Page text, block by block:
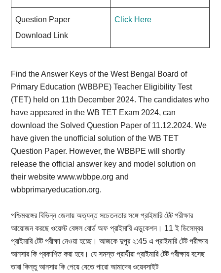
Question Paper
Download Link
Click Here
Find the Answer Keys of the West Bengal Board of
Primary Education (WBBPE) Teacher Eligibility Test
(TET) held on 11th December 2024. The candidates who
have appeared in the WB TET Exam 2024, can
download the Solved Question Paper of 11.12.2024. We
have given the unofficial solution of the WB TET
Question Paper. However, the WBBPE will shortly
release the official answer key and model solution on
their website www.wbbpe.org and
wbbprimaryeducation.org.
পশ্চিমবঙ্গের বিভিন্ন জেলায় অত্যন্ত সচেতনতার সঙ্গে প্রাইমারি টেট পরীক্ষার
আয়োজন করছে ওয়েস্ট বেঙ্গল বোর্ড অফ প্রাইমারি এডুকেশন। 11 ই ডিসেম্বর
প্রাইমারি টেট পরীক্ষা নেওয়া হচ্ছে। আজকে দুপুর ২:45 এ প্রাইমারি টেট পরীক্ষার
আনসার কি প্রকাশিত করা হবে। যে সমস্ত প্রার্থীরা প্রাইমারি টেট পরীক্ষায় বসেছ
তারা কিন্তু আনসার কি পেয়ে যেতে পারো আমাদের ওয়েবসাইট